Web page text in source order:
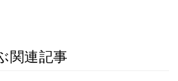
関連記事